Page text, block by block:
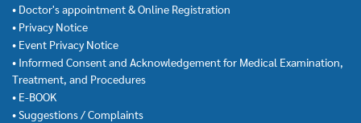
• Doctor's appointment & Online Registration
• Privacy Notice
• Event Privacy Notice
• Informed Consent and Acknowledgement for Medical Examination,
Treatment, and Procedures
• E-BOOK
• Suggestions / Complaints